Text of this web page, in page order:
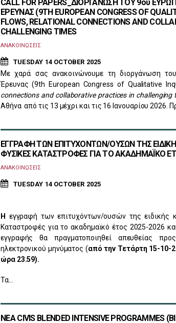
CALL FOR PAPERS_ΔΙΟΡΓΑΝΩΣΗ ΤΟΥ 9ου
ΕΡΕΥΝΑΣ (9TH EUROPEAN CONGRESS OF
FLOWS, RELATIONAL CONNECTIONS AND
CHALLENGING TIMES
ΑΝΑΚΟΙΝΩΣΕΙΣ
TUESDAY 14 OCTOBER 2025
Με χαρά σας ανακοινώνουμε τη διοργάνωση
Έρευνας (9th European Congress of Qualitative
connections and collaborative practices in challenging
Αθήνα από τις 13 μέχρι και τις 16 Ιανουαρίου 2026.
ΕΓΓΡΑΦΗ ΤΩΝ ΕΠΙΤΥΧΟΝΤΩΝ/ΟΥΣΩΝ ΤΗΣ
ΦΥΣΙΚΕΣ ΚΑΤΑΣΤΡΟΦΕΣ ΓΙΑ ΤΟ ΑΚΑΔΗΜΑΪΚΟ
ΑΝΑΚΟΙΝΩΣΕΙΣ
TUESDAY 14 OCTOBER 2025
Η
εγγραφή των επιτυχόντων/ουσών της ειδικής
Καταστροφές για το ακαδημαϊκό έτος 2025-2026
εγγραφής θα πραγματοποιηθεί απευθείας
ηλεκτρονικού μηνύματος (από την Τετάρτη 15-10-
ώρα 23.59).
Τα…
ΝΕΑ CIVIS BLENDED INTENSIVE